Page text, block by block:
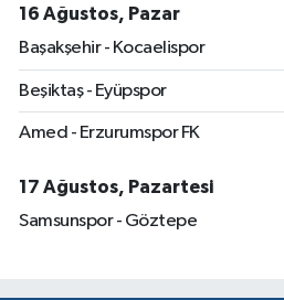
16 Ağustos, Pazar
Başakşehir - Kocaelispor
Beşiktaş - Eyüpspor
Amed - Erzurumspor FK
17 Ağustos, Pazartesi
Samsunspor - Göztepe